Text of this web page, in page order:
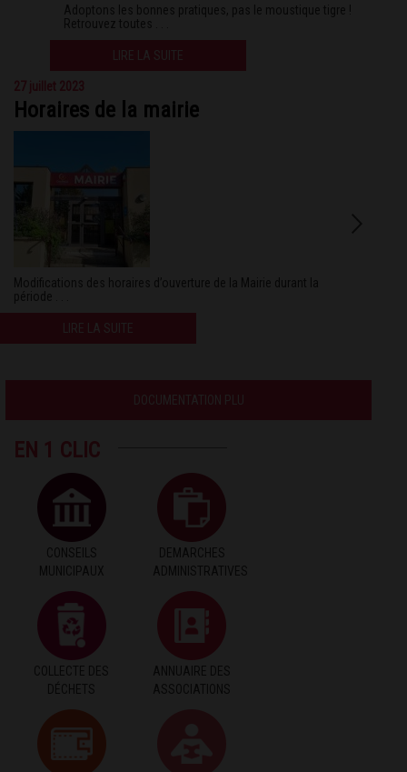
Adoptons les bonnes pratiques, pas le moustique tigre !
Retrouvez toutes . . .
LIRE LA SUITE
27 juillet 2023
Horaires de la mairie
Modifications des horaires d’ouverture de la Mairie durant la
période . . .
LIRE LA SUITE
DOCUMENTATION PLU
EN 1 CLIC
CONSEILS
MUNICIPAUX
DEMARCHES
ADMINISTRATIVES
COLLECTE DES
DÉCHETS
ANNUAIRE DES
ASSOCIATIONS